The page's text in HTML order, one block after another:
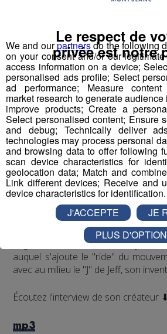
Jean-François Michelin est un
commencé par travailler en
accompagné l'inventeur dusaut
Hackett, en Normandie, à Bali et
avec plus de70 000 sauts à son
tremplin de saut à l'élastique
et a créé leBun J Rideen 2009.
Quoi ?
Bun J Rideest inspiré
saut à l'élastique
auquel s'ajoute le "ride" du
avec au milieu le "J" de Jeff, son
Écoutez l'interview de son créateur ⬇
mp3
We and ourpartnersdo the following
on your consent and/or our
access information on a device;
personalised ads profile; Select
ad performance; Measure
market research to generate
improve products; Create a
Select personalised content; Ensure
and debug; Technically deliver
technologies may process personal
and browsing data to offer following
scan device characteristics for
geolocation data; Match and
Link different devices; Receive and
device characteristics for identification.
Le respect de
privée est notre
J'ACCEPTE
JE
PLUS